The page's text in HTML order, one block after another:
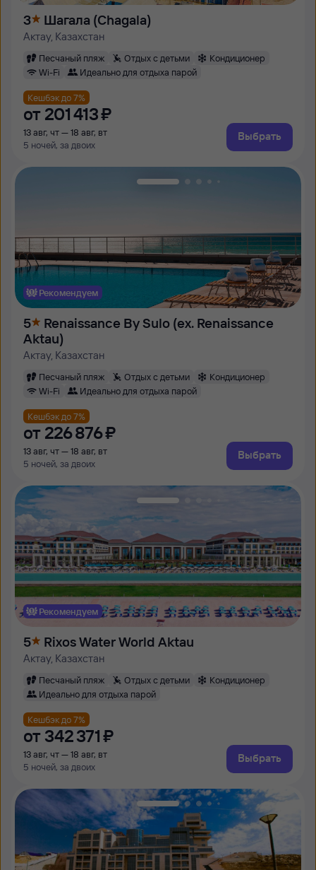
3 Шагала (Chagala)
Актау, Казахстан
Песчаный пляж Отдых с детьми
Кондиционер
Wi-Fi
Идеально для отдыха парой
Кешбэк до 7%
от 201 ⁠413 ⁠₽
13 авг, чт — 18 авг, вт
5 ночей, за двоих
Выбрать
Рекомендуем
5
Renaissance By Sulo (ex. Renaissance
Aktau)
Актау, Казахстан
Песчаный пляж Отдых с детьми
Кондиционер
Wi-Fi
Идеально для отдыха парой
Кешбэк до 7%
от 226 ⁠876 ⁠₽
13 авг, чт — 18 авг, вт
5 ночей, за двоих
Выбрать
Рекомендуем
5 Rixos Water World Aktau
Актау, Казахстан
Песчаный пляж Отдых с детьми
Кондиционер
Идеально для отдыха парой
Кешбэк до 7%
от 342 ⁠371 ⁠₽
13 авг, чт — 18 авг, вт
5 ночей, за двоих
Выбрать